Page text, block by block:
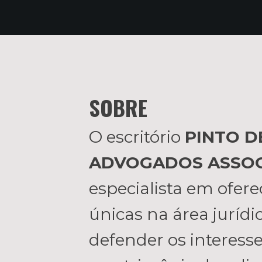
SOBRE
O escritório PINTO
ADVOGADOS
especialista em
únicas na área
defender os